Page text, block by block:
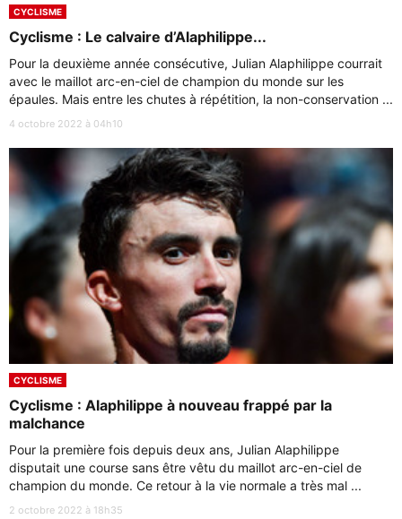
CYCLISME
Cyclisme : Le calvaire d’Alaphilippe...
Pour la deuxième année consécutive, Julian Alaphilippe courrait
avec le maillot arc-en-ciel de champion du monde sur les
épaules. Mais entre les chutes à répétition, la non-conservation ...
4 octobre 2022 à 04h10
CYCLISME
Cyclisme : Alaphilippe à nouveau frappé par la
malchance
Pour la première fois depuis deux ans, Julian Alaphilippe
disputait une course sans être vêtu du maillot arc-en-ciel de
champion du monde. Ce retour à la vie normale a très mal ...
2 octobre 2022 à 18h35